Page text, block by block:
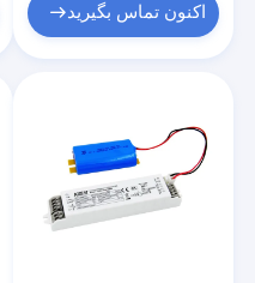
اکنون تماس بگیرید